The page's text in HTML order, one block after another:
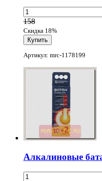
158
Скидка 18%
Артикул: mrc-1178199
Алкалиновые